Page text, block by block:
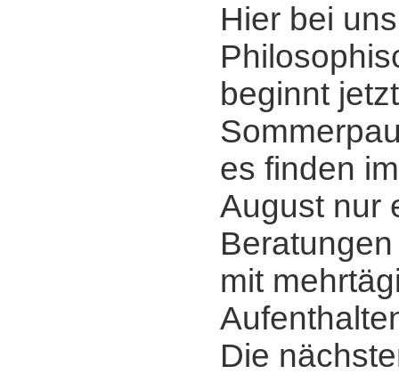
Hier bei
beginnt
es finden
August nur
mit
Die